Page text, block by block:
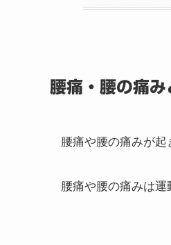
腰痛・腰の痛
腰痛や腰の痛みが起
腰痛や腰の痛みは運